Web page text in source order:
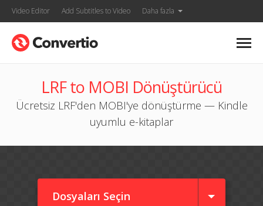
Video Editor Add Subtitles to Video Daha fazla
LRF to MOBI Dönüştürücü
Ücretsiz LRF'den MOBI'ye dönüştürme — Kindle
uyumlu e-kitaplar
Dosyaları Seçin